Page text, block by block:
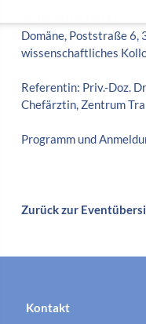
Domäne, Poststraße 6,
wissenschaftliches
Referentin: Priv.-Doz.
Chefärztin, Zentrum
Programm und
Zurück zur
Kontakt